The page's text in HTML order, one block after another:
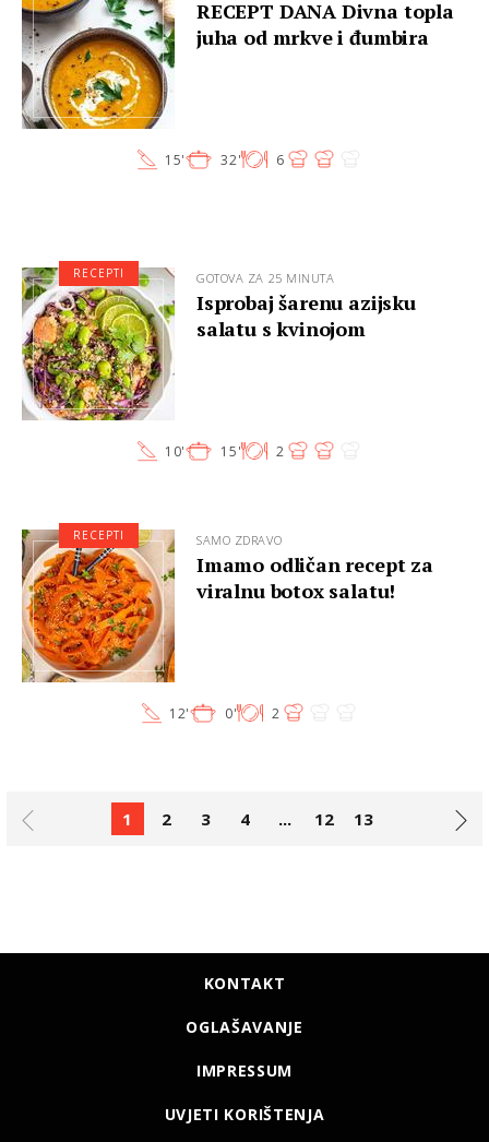
RECEPT DANA Divna topla
juha od mrkve i đumbira
15' 32' 6
GOTOVA ZA 25 MINUTA
Isprobaj šarenu azijsku
salatu s kvinojom
10' 15' 2
RECEPTI
SAMO ZDRAVO
Imamo odličan recept za
viralnu botox salatu!
12' 0' 2
RECEPTI
1 2 3 4 ... 12 13
KONTAKT
OGLAŠAVANJE
IMPRESSUM
UVJETI KORIŠTENJA